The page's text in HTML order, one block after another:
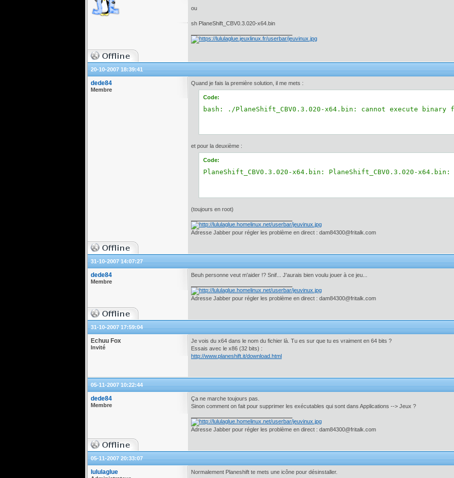
ou
sh PlaneShift_CBV0.3.020-x64.bin
20-10-2007 18:39:41
dede84
Membre
Quand je fais la première solution, il me mets :
Code:
bash: ./PlaneShift_CBV0.3.020-x64.bin: cannot execute binary
et pour la deuxième :
Code:
PlaneShift_CBV0.3.020-x64.bin: PlaneShift_CBV0.3.020-
(toujours en root)
Adresse Jabber pour régler les problème en direct : dam84300@fritalk.com
31-10-2007 14:07:27
dede84
Membre
Beuh personne veut m'aider !? Snif... J'aurais bien voulu jouer à ce jeu...
Adresse Jabber pour régler les problème en direct : dam84300@fritalk.com
31-10-2007 17:59:04
Echuu Fox
Invité
Je vois du x64 dans le nom du fichier là. Tu es sur que tu es vraiment en 64 bits ?
Essais avec le x86 (32 bits) :
http://www.planeshift.it/download.html
05-11-2007 10:22:44
dede84
Membre
Ça ne marche toujours pas.
Sinon comment on fait pour supprimer les exécutables qui sont dans Applications --> Jeux ?
Adresse Jabber pour régler les problème en direct : dam84300@fritalk.com
05-11-2007 20:33:07
lululaglue Normalement Planeshift te mets une icône pour désinstaller.